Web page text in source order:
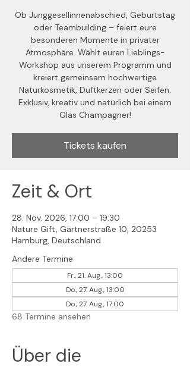
Ob Junggesellinnenabschied, Geburtstag
oder Teambuilding – feiert eure
besonderen Momente in privater
Atmosphäre. Wählt euren Lieblings-
Workshop aus unserem Programm und
kreiert gemeinsam hochwertige
Naturkosmetik, Duftkerzen oder Seifen.
Exklusiv, kreativ und natürlich bei einem
Glas Champagner!
Tickets kaufen
Zeit & Ort
28. Nov. 2026, 17:00 – 19:30
Nature Gift, Gärtnerstraße 10, 20253
Hamburg, Deutschland
Andere Termine
Fr., 21. Aug., 13:00
Do., 27. Aug., 13:00
Do., 27. Aug., 17:00
68 Termine ansehen
Über die